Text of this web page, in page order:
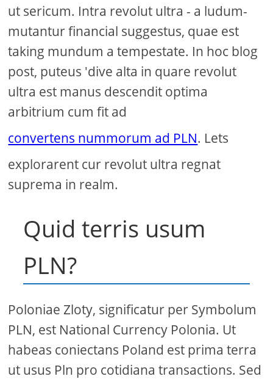
ut sericum. Intra revolut ultra - a ludum-
mutantur financial suggestus, quae est
taking mundum a tempestate. In hoc blog
post, puteus 'dive alta in quare revolut
ultra est manus descendit optima
arbitrium cum fit ad
convertens nummorum ad PLN. Lets
explorarent cur revolut ultra regnat
suprema in realm.
Quid terris usum
PLN?
Poloniae Zloty, significatur per Symbolum
PLN, est National Currency Polonia. Ut
habeas coniectans Poland est prima terra
ut usus Pln pro cotidiana transactions. Sed